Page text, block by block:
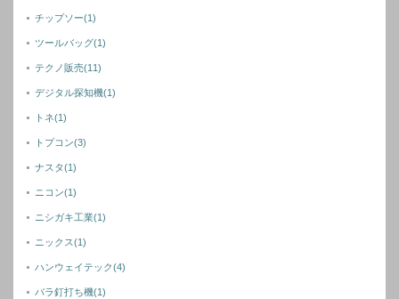
チップソー(1)
ツールバッグ(1)
テクノ販売(11)
デジタル探知機(1)
トネ(1)
トプコン(3)
ナスタ(1)
ニコン(1)
ニシガキ工業(1)
ニックス(1)
ハンウェイテック(4)
バラ釘打ち機(1)